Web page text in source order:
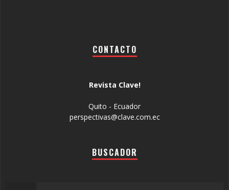
CONTACTO
Revista Clave!
Quito - Ecuador
perspectivas@clave.com.ec
BUSCADOR